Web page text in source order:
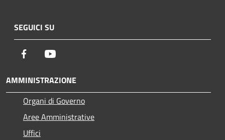
SEGUICI SU
Facebook
AMMINISTRAZIONE
Organi di Governo
Aree Amministrative
Uffici